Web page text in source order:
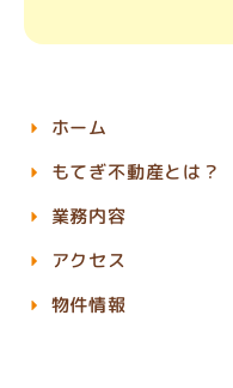
ホーム
もてぎ不動産とは？
業務内容
アクセス
物件情報